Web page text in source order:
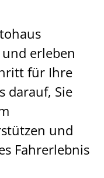
erleben
für Ihre
darauf, Sie
und
Fahrerlebnis